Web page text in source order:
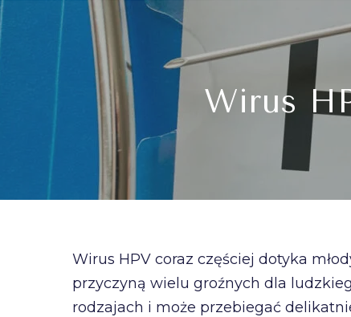
Wirus
Wirus HPV coraz częściej dotyka
przyczyną wielu groźnych dla
rodzajach i może przebiegać